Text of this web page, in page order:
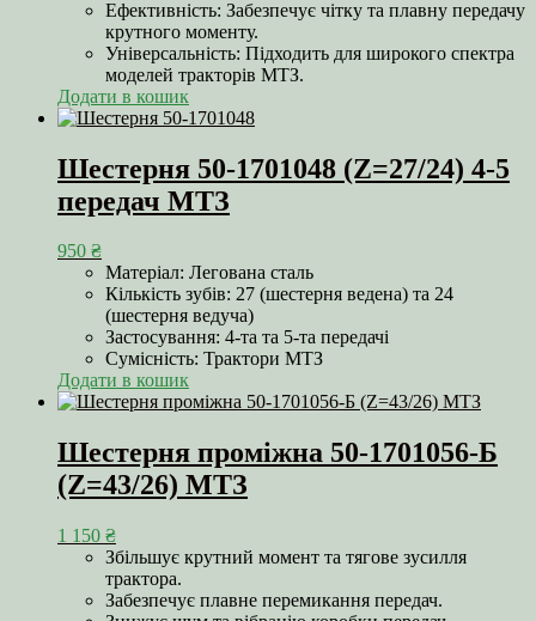
Ефективність: Забезпечує чітку та плавну передачу
крутного моменту.
Універсальність: Підходить для широкого спектра
моделей тракторів МТЗ.
Додати в кошик
Шестерня 50-1701048 (Z=27/24) 4-5
передач МТЗ
950 ₴
Матеріал: Легована сталь
Кількість зубів: 27 (шестерня ведена) та 24
(шестерня ведуча)
Застосування: 4-та та 5-та передачі
Сумісність: Трактори МТЗ
Додати в кошик
Шестерня проміжна 50-1701056-Б
(Z=43/26) МТЗ
1 150 ₴
Збільшує крутний момент та тягове зусилля
трактора.
Забезпечує плавне перемикання передач.